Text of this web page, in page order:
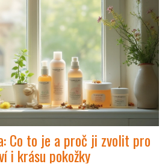
Co to je a proč ji zvolit pro
i krásu pokožky